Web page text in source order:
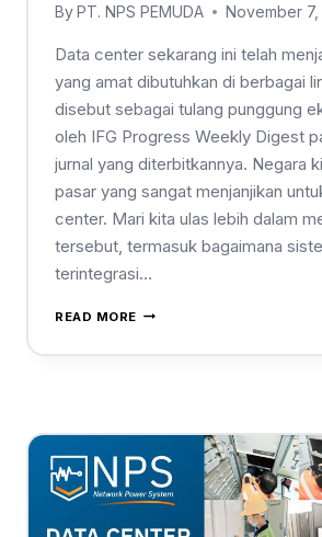
ByPT. NPS PEMUDA November 7,
Data center sekarang ini telah
yang amat dibutuhkan di berbagai
disebut sebagai tulang punggung
oleh IFG Progress Weekly Digest
jurnal yang diterbitkannya. Negara
pasar yang sangat menjanjikan
center. Mari kita ulas lebih dalam
tersebut, termasuk bagaimana
terintegrasi…
READ MORE